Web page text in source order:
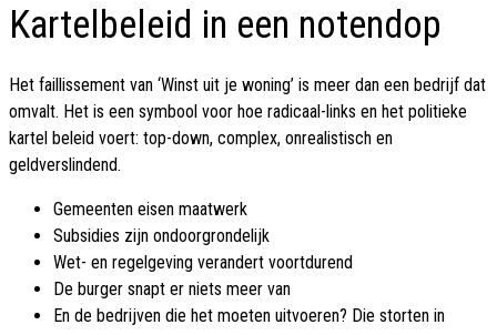
Kartelbeleid in een notendop
Het faillissement van ‘Winst uit je woning’ is meer dan een bedrijf dat
omvalt. Het is een symbool voor hoe radicaal-links en het politieke
kartel beleid voert: top-down, complex, onrealistisch en
geldverslindend.
Gemeenten eisen maatwerk
Subsidies zijn ondoorgrondelijk
Wet- en regelgeving verandert voortdurend
De burger snapt er niets meer van
En de bedrijven die het moeten uitvoeren? Die storten in